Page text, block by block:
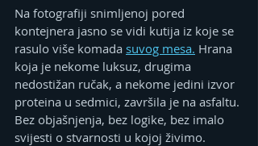
Na fotografiji snimljenoj pored
kontejnera jasno se vidi kutija iz koje se
rasulo više komada suvog mesa. Hrana
koja je nekome luksuz, drugima
nedostižan ručak, a nekome jedini izvor
proteina u sedmici, završila je na asfaltu.
Bez objašnjenja, bez logike, bez imalo
svijesti o stvarnosti u kojoj živimo.